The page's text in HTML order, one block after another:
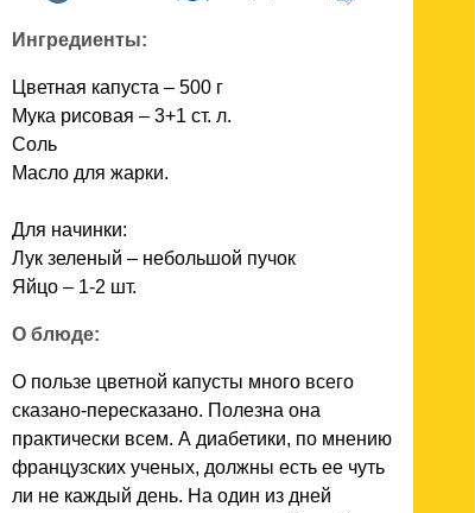
Ингредиенты:
Цветная капуста – 500 г
Мука рисовая – 3+1 ст. л.
Соль
Масло для жарки.
Для начинки:
Лук зеленый – небольшой пучок
Яйцо – 1-2 шт.
О блюде:
О пользе цветной капусты много всего
сказано-пересказано. Полезна она
практически всем. А диабетики, по мнению
французских ученых, должны есть ее чуть
ли не каждый день. На один из дней